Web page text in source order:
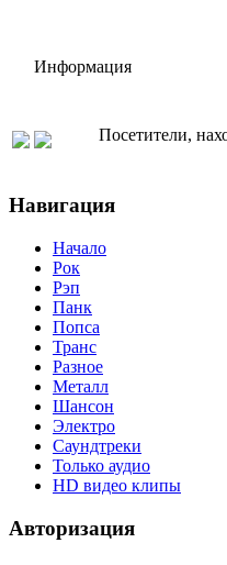
Информация
Посетители,
Навигация
Начало
Рок
Рэп
Панк
Попса
Транс
Разное
Металл
Шансон
Электро
Саундтреки
Только аудио
HD видео клипы
Авторизация